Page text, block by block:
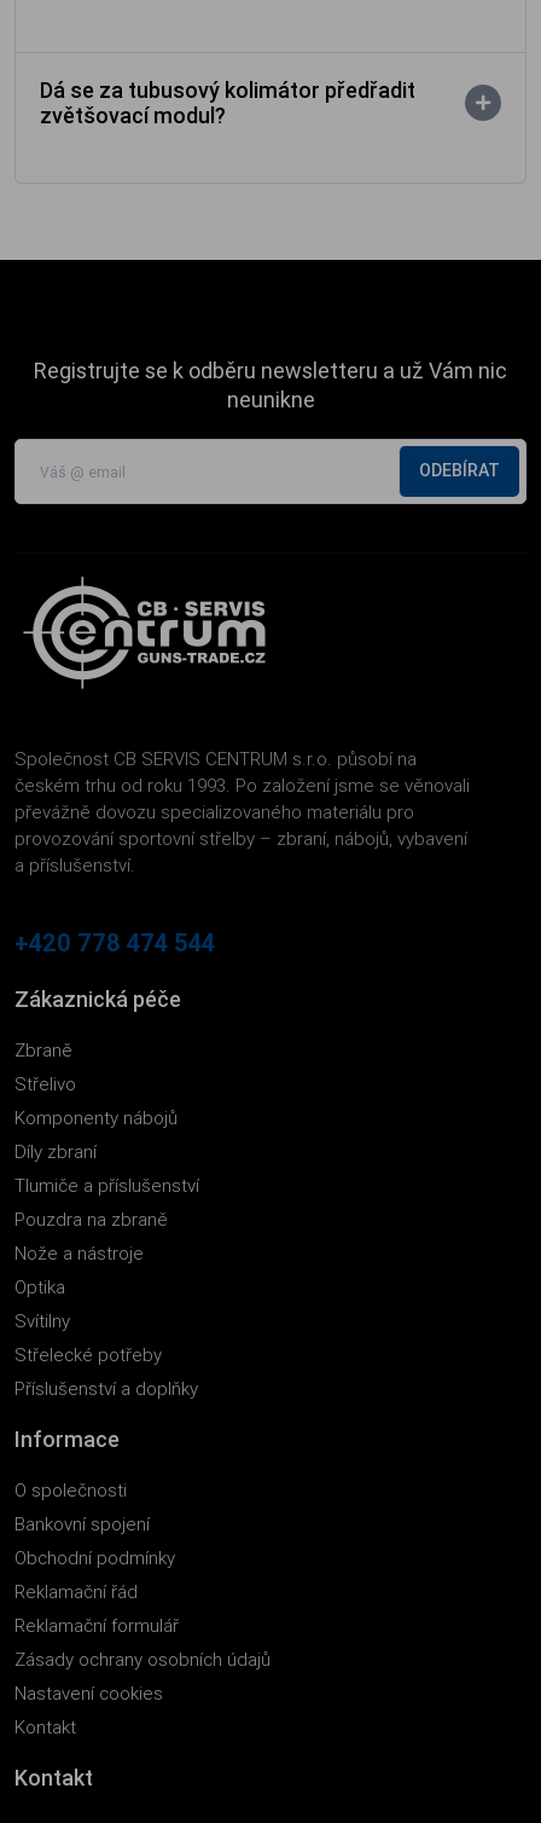
Dá se za tubusový kolimátor předřadit
zvětšovací modul?
Registrujte se k odběru newsletteru a už Vám nic
neunikne
ODEBÍRAT
Společnost CB SERVIS CENTRUM s.r.o. působí na
českém trhu od roku 1993. Po založení jsme se věnovali
převážně dovozu specializovaného materiálu pro
provozování sportovní střelby – zbraní, nábojů, vybavení
a příslušenství.
+420 778 474 544
Zákaznická péče
Zbraně
Střelivo
Komponenty nábojů
Díly zbraní
Tlumiče a příslušenství
Pouzdra na zbraně
Nože a nástroje
Optika
Svítilny
Střelecké potřeby
Příslušenství a doplňky
Informace
O společnosti
Bankovní spojení
Obchodní podmínky
Reklamační řád
Reklamační formulář
Zásady ochrany osobních údajů
Nastavení cookies
Kontakt
Kontakt